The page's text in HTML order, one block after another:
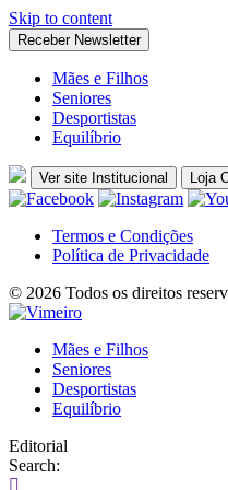
Skip to content
Receber Newsletter
Mães e Filhos
Seniores
Desportistas
Equilíbrio
Ver site Institucional Loja
Termos e Condições
Política de Privacidade
© 2026 Todos os direitos
Mães e Filhos
Seniores
Desportistas
Equilíbrio
Editorial
Search: